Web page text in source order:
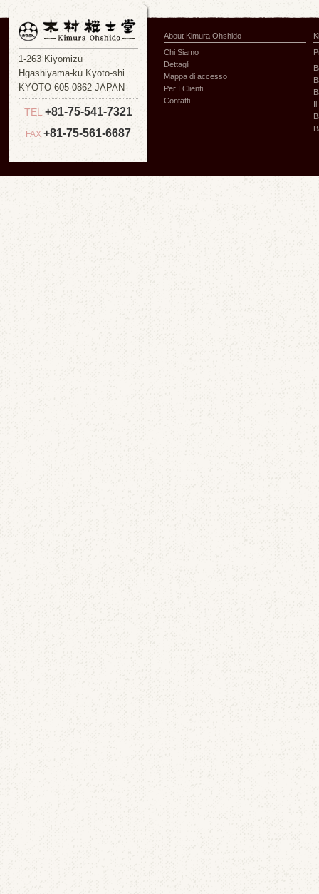
1-263 Kiyomizu
Hgashiyama-ku Kyoto-shi
KYOTO 605-0862 JAPAN
TEL +81-75-541-7321
FAX +81-75-561-6687
About Kimura Ohshido
Chi Siamo
Dettagli
Mappa di accesso
Per I Clienti
Contatti
Il